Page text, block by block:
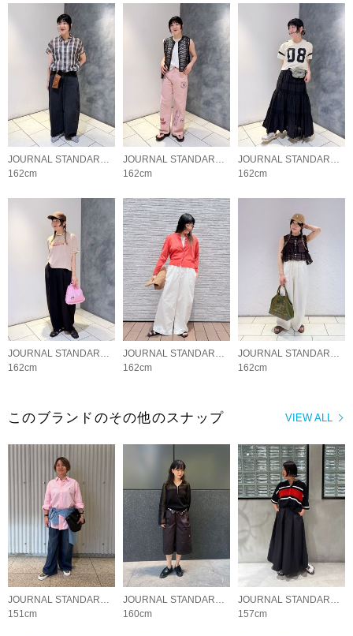
162cm
162cm
162cm
162cm
162cm
162cm
VIEW ALL
このブランドのその他のスナップ
JOURNAL STANDARD LADYS
151cm
JOURNAL STANDARD LADYS
160cm
JOURNAL STANDARD LADYS
157cm